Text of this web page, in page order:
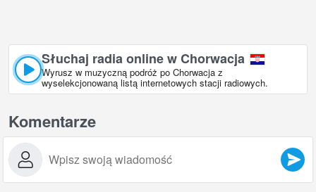
Słuchaj radia online w Chorwacja
Wyrusz w muzyczną podróż po Chorwacja z
wyselekcjonowaną listą internetowych stacji radiowych.
Komentarze